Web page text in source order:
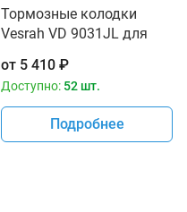
Тормозные колодки
Vesrah VD 9031JL для
от 5 410 ₽
Доступно: 52 шт.
Подробнее